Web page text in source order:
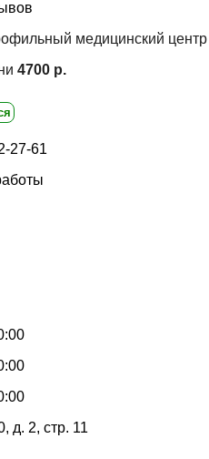
медицинский центр
4700 р.
27-61
д. 2, стр. 11